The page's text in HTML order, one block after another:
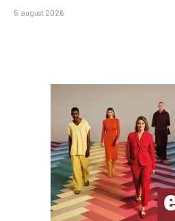
5. august 2026